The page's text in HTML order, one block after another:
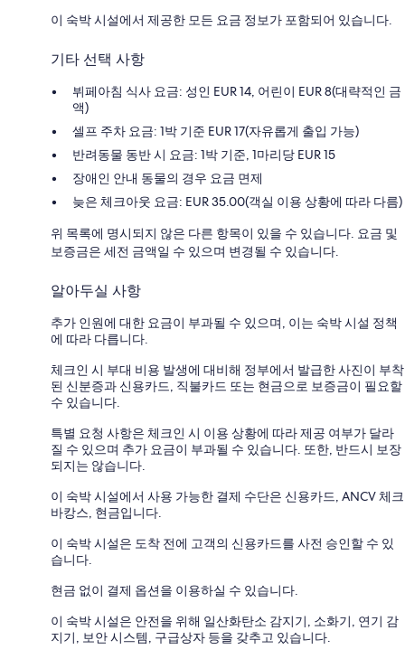
이 숙박 시설에서 제공한 모든 요금 정보가 포함되어 있습니다.
기타 선택 사항
뷔페아침 식사 요금: 성인 EUR 14, 어린이 EUR 8(대략적인 금
액)
셀프 주차 요금: 1박 기준 EUR 17(자유롭게 출입 가능)
반려동물 동반 시 요금: 1박 기준, 1마리당 EUR 15
장애인 안내 동물의 경우 요금 면제
늦은 체크아웃 요금: EUR 35.00(객실 이용 상황에 따라 다름)
위 목록에 명시되지 않은 다른 항목이 있을 수 있습니다. 요금 및
보증금은 세전 금액일 수 있으며 변경될 수 있습니다.
알아두실 사항
추가 인원에 대한 요금이 부과될 수 있으며, 이는 숙박 시설 정책
에 따라 다릅니다.
체크인 시 부대 비용 발생에 대비해 정부에서 발급한 사진이 부착
된 신분증과 신용카드, 직불카드 또는 현금으로 보증금이 필요할
수 있습니다.
특별 요청 사항은 체크인 시 이용 상황에 따라 제공 여부가 달라
질 수 있으며 추가 요금이 부과될 수 있습니다. 또한, 반드시 보장
되지는 않습니다.
이 숙박 시설에서 사용 가능한 결제 수단은 신용카드, ANCV 체크
바캉스, 현금입니다.
이 숙박 시설은 도착 전에 고객의 신용카드를 사전 승인할 수 있
습니다.
현금 없이 결제 옵션을 이용하실 수 있습니다.
이 숙박 시설은 안전을 위해 일산화탄소 감지기, 소화기, 연기 감
지기, 보안 시스템, 구급상자 등을 갖추고 있습니다.